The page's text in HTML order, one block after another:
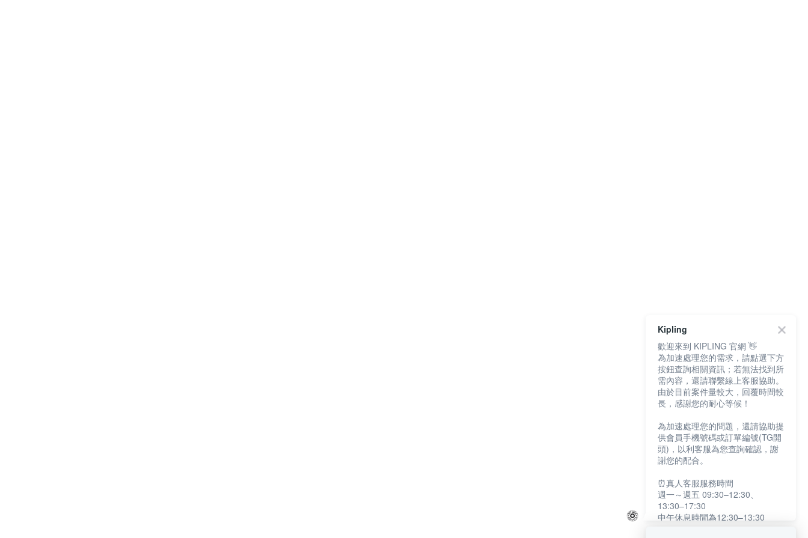
Kipling
歡迎來到 KIPLING 官網 👋
為加速處理您的需求，請點選下方
按鈕查詢相關資訊；若無法找到所
需內容，還請聯繫線上客服協助。
由於目前案件量較大，回覆時間較
長，感謝您的耐心等候！
為加速處理您的問題，還請協助提
供會員手機號碼或訂單編號(TG開
頭)，以利客服為您查詢確認，謝
謝您的配合。
⏰真人客服服務時間
週一～週五 09:30–12:30、
13:30–17:30
中午休息時間為12:30–13:30